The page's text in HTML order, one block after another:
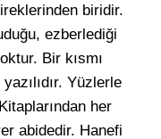
biridir.
ezberlediği
Bir kısmı
Yüzlerle
her
abidedir. Hanefi